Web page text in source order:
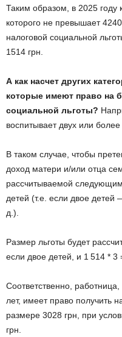
Таким образом, в 2025 году
которого не превышает
налоговой социальной
1514 грн.
А как насчет других
которые имеют право на
социальной льготы?
воспитывает двух или
В таком случае, чтобы
доход матери и/или отца
рассчитываемой
детей (т.е. если двое детей
д.).
Размер льготы будет
если двое детей, и 1 514 * 3
Соответственно,
лет, имеет право получить
размере 3028 грн, при
грн.